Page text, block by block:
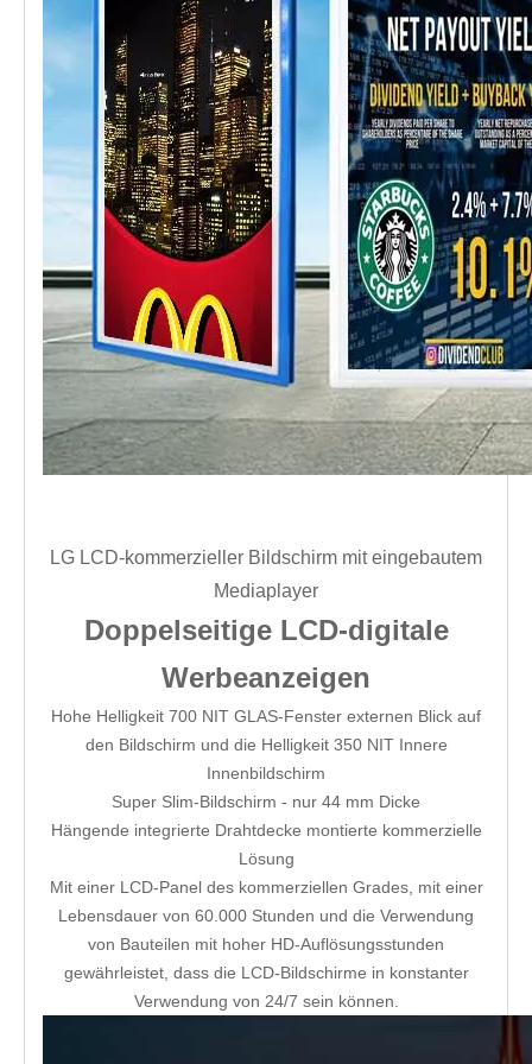
LG LCD-kommerzieller Bildschirm mit eingebautem
Mediaplayer
Doppelseitige LCD-digitale
Werbeanzeigen
Hohe Helligkeit 700 NIT GLAS-Fenster externen Blick auf
den Bildschirm und die Helligkeit 350 NIT Innere
Innenbildschirm
Super Slim-Bildschirm - nur 44 mm Dicke
Hängende integrierte Drahtdecke montierte kommerzielle
Lösung
Mit einer LCD-Panel des kommerziellen Grades, mit einer
Lebensdauer von 60.000 Stunden und die Verwendung
von Bauteilen mit hoher HD-Auflösungsstunden
gewährleistet, dass die LCD-Bildschirme in konstanter
Verwendung von 24/7 sein können.